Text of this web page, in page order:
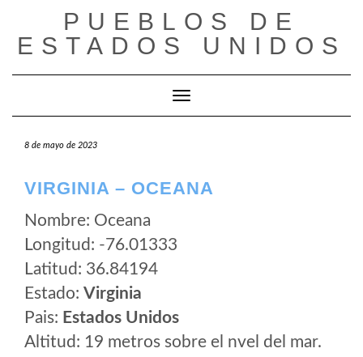
contenido
PUEBLOS DE
ESTADOS UNIDOS
Cambiar modo de navegación
8 de mayo de 2023
VIRGINIA – OCEANA
Nombre: Oceana
Longitud: -76.01333
Latitud: 36.84194
Estado: Virginia
Pais: Estados Unidos
Altitud: 19 metros sobre el nvel del mar.